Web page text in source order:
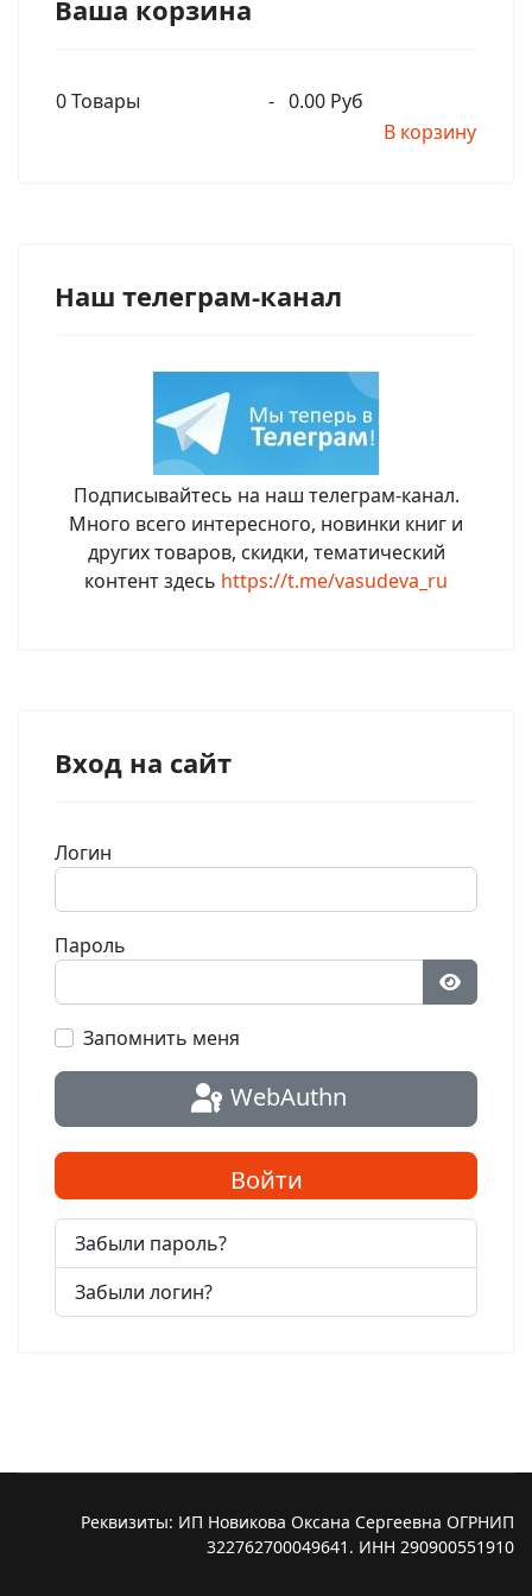
Ваша корзина
0Товары - 0.00 Руб
В корзину
Наш телеграм-канал
Подписывайтесь на наш телеграм-канал.
Много всего интересного, новинки книг и
других товаров, скидки, тематический
контент здесь https://t.me/vasudeva_ru
Вход на сайт
Логин
Пароль
Запомнить меня
WebAuthn
Войти
Забыли пароль?
Забыли логин?
Реквизиты: ИП Новикова Оксана Сергеевна ОГРНИП
322762700049641. ИНН 290900551910